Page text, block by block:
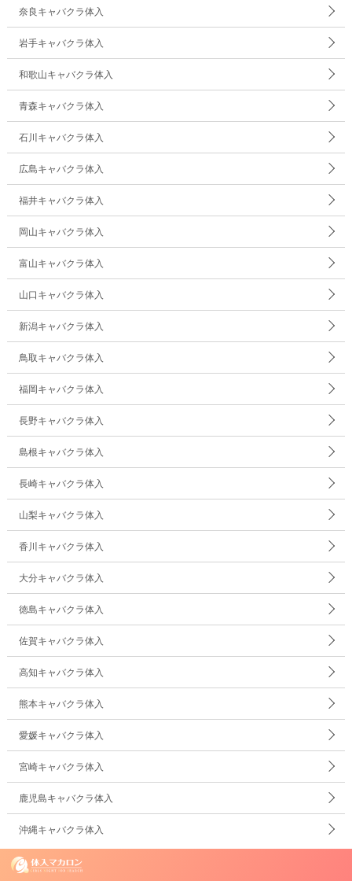
奈良キャバクラ体入
岩手キャバクラ体入
和歌山キャバクラ体入
青森キャバクラ体入
石川キャバクラ体入
広島キャバクラ体入
福井キャバクラ体入
岡山キャバクラ体入
富山キャバクラ体入
山口キャバクラ体入
新潟キャバクラ体入
鳥取キャバクラ体入
福岡キャバクラ体入
長野キャバクラ体入
島根キャバクラ体入
長崎キャバクラ体入
山梨キャバクラ体入
香川キャバクラ体入
大分キャバクラ体入
徳島キャバクラ体入
佐賀キャバクラ体入
高知キャバクラ体入
熊本キャバクラ体入
愛媛キャバクラ体入
宮崎キャバクラ体入
鹿児島キャバクラ体入
沖縄キャバクラ体入